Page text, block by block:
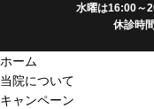
水曜は16:00～
休診時
ホーム
当院について
キャンペーン